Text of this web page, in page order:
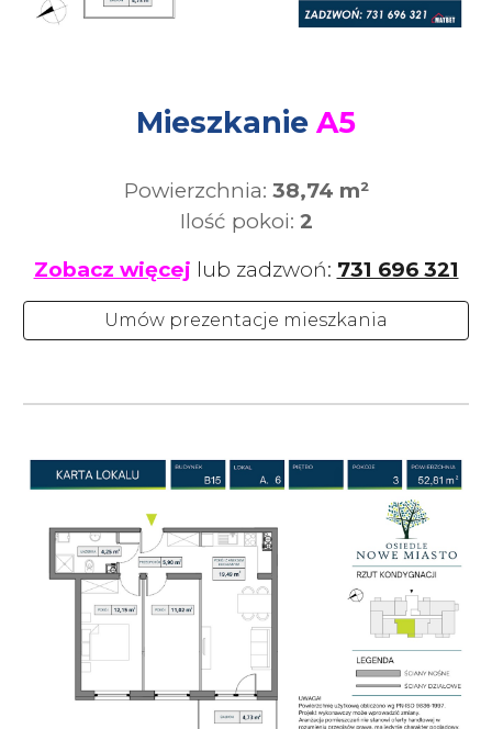
Mieszkanie A5
Powierzchnia: 38,74 m²
Ilość pokoi: 2
Zobacz więcej lub zadzwoń: 731 696 321
Umów prezentacje mieszkania